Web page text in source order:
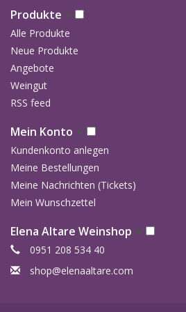
Produkte
Alle Produkte
Neue Produkte
Angebote
Weingut
RSS feed
Mein Konto
Kundenkonto anlegen
Meine Bestellungen
Meine Nachrichten (Tickets)
Mein Wunschzettel
Elena Altare Weinshop
0951 208 534 40
shop@elenaaltare.com